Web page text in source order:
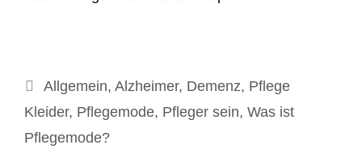
Kategorien
Allgemein, Alzheimer, Demenz, Pflege
Kleider, Pflegemode, Pfleger sein, Was ist
Pflegemode?